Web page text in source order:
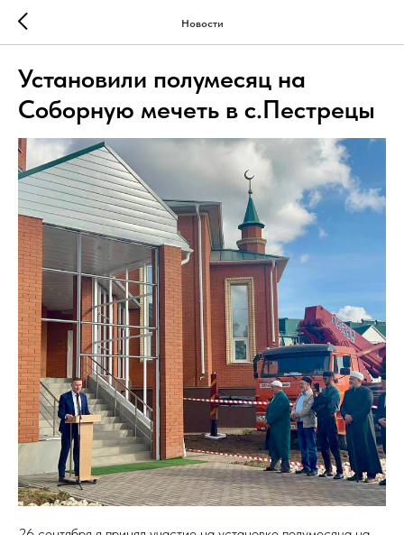
Новости
Установили полумесяц на
Соборную мечеть в с.Пестрецы